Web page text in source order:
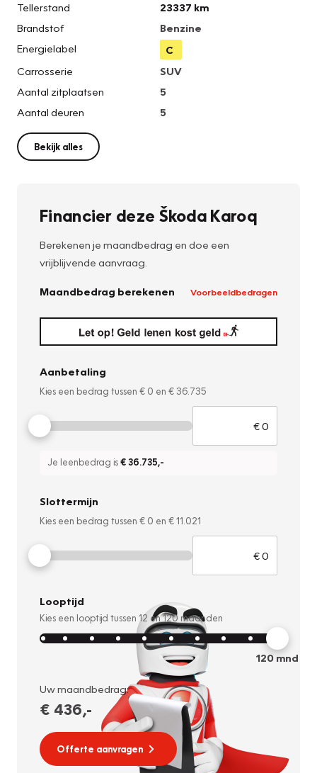
Tellerstand
23337 km
Brandstof
Benzine
Energielabel
C
Carrosserie
SUV
Aantal zitplaatsen
5
Aantal deuren
5
Bekijk alles
Financier deze Škoda Karoq
Berekenen je maandbedrag en doe een
vrijblijvende aanvraag.
Maandbedrag berekenen Voorbeeldbedragen
Aanbetaling
Kies een bedrag tussen € 0 en € 36.735
Je leenbedrag is€ 36.735,-
Slottermijn
Kies een bedrag tussen € 0 en € 11.021
Looptijd
Kies een looptijd tussen 12 en120 maanden
120mnd
Uw maandbedrag:
€ 436,-
Offerte aanvragen